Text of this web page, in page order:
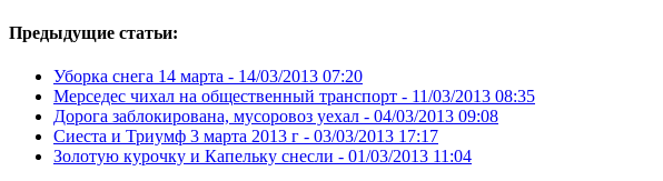
Предыдущие статьи:
Уборка снега 14 марта - 14/03/2013 07:20
Мерседес чихал на общественный транспорт - 11/03/2013 08:35
Дорога заблокирована, мусоровоз уехал - 04/03/2013 09:08
Сиеста и Триумф 3 марта 2013 г - 03/03/2013 17:17
Золотую курочку и Капельку снесли - 01/03/2013 11:04